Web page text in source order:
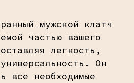
мужской клатч
частью вашего
легкость,
Он
все необходимые